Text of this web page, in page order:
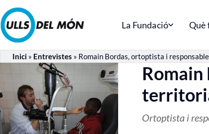
La Fundació Què
Inici » Entrevistes » Romain Bordas, ortoptista i
Ortoptista i